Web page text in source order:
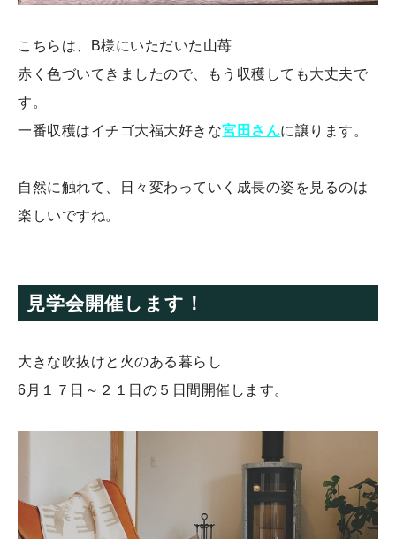
こちらは、B様にいただいた山苺
赤く色づいてきましたので、もう収穫しても大丈夫で
す。
一番収穫はイチゴ大福大好きな宮田さんに譲ります。
自然に触れて、日々変わっていく成長の姿を見るのは
楽しいですね。
見学会開催します！
大きな吹抜けと火のある暮らし
6月１７日～２１日の５日間開催します。